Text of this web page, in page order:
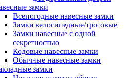
замки
Всепогодные навесные замки
Замки велосипедные/тросовые
Замки навесные с одной
секретностью
Кодовые навесные замки
Обычные навесные замки
замки